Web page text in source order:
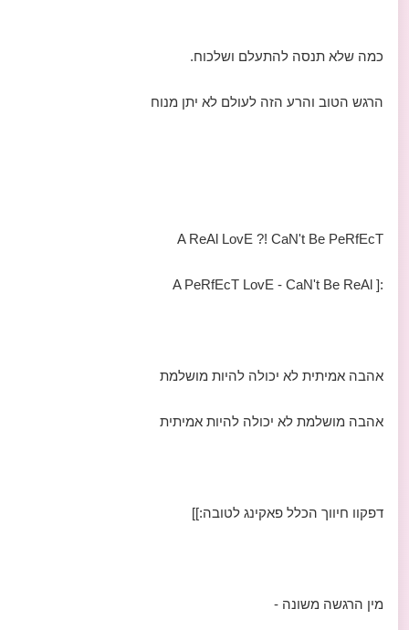
כמה שלא תנסה להתעלם ושלכוח.
הרגש הטוב והרע הזה לעולם לא יתן מנוח
A ReAl LovE ?! CaN't Be PeRfEcT
:[ A PeRfEcT LovE - CaN't Be ReAl
אהבה אמיתית לא יכולה להיות מושלמת
אהבה מושלמת לא יכולה להיות אמיתית
דפקוו חיווך הכלל פאקינג לטובה:]]
מין הרגשה משונה -